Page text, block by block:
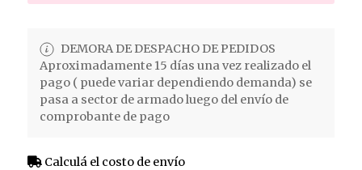
DEMORA DE DESPACHO DE PEDIDOS
Aproximadamente 15 días una vez realizado el
pago ( puede variar dependiendo demanda) se
pasa a sector de armado luego del envío de
comprobante de pago
Calculá el costo de envío